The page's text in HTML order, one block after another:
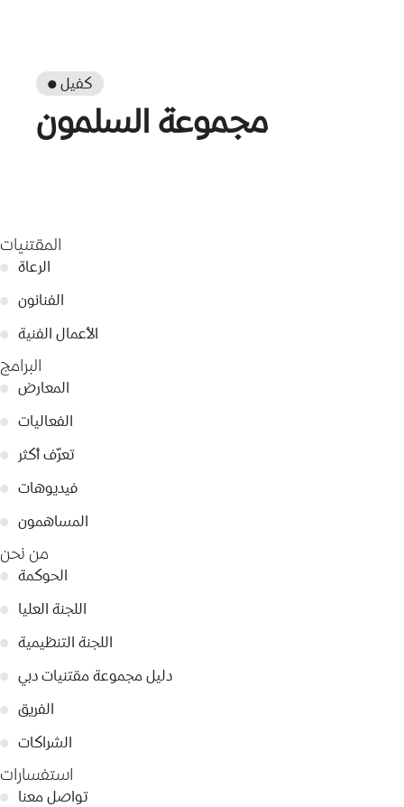
● كفيل
مجموعة السلمون
المقتنيات
● الرعاة
● الفنانون
● الأعمال الفنية
البرامج
● المعارض
● الفعاليات
●
تعرّف أكثر
● فيديوهات
● المساهمون
من نحن
● الحوكمة
● اللجنة العليا
● اللجنة التنظيمية
● دليل مجموعة مقتنيات دبي
● الفريق
● الشراكات
استفسارات
● تواصل معنا